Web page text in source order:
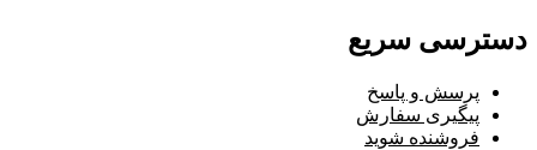
دسترسی سریع
پرسش و پاسخ
پیگیری سفارش
فروشنده شوید